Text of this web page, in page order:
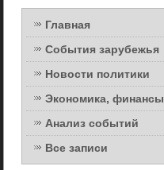
Главная
События зарубежья
Новости политики
Экономика, финансы
Анализ событий
Все записи